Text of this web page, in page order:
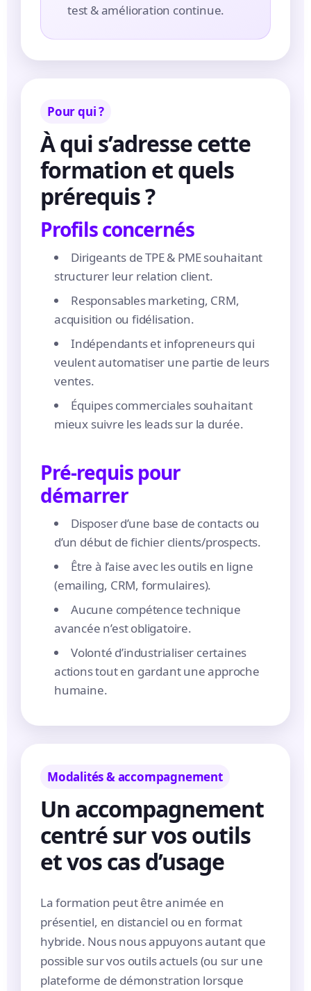
test & amélioration continue.
Pour qui ?
À qui s’adresse cette
formation et quels
prérequis ?
Profils concernés
Dirigeants de TPE & PME souhaitant
structurer leur relation client.
Responsables marketing, CRM,
acquisition ou fidélisation.
Indépendants et infopreneurs qui
veulent automatiser une partie de leurs
ventes.
Équipes commerciales souhaitant
mieux suivre les leads sur la durée.
Pré-requis pour
démarrer
Disposer d’une base de contacts ou
d’un début de fichier clients/prospects.
Être à l’aise avec les outils en ligne
(emailing, CRM, formulaires).
Aucune compétence technique
avancée n’est obligatoire.
Volonté d’industrialiser certaines
actions tout en gardant une approche
humaine.
Modalités & accompagnement
Un accompagnement
centré sur vos outils
et vos cas d’usage
La formation peut être animée en
présentiel, en distanciel ou en format
hybride. Nous nous appuyons autant que
possible sur vos outils actuels (ou sur une
plateforme de démonstration lorsque